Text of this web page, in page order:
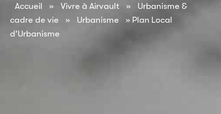
Accueil » Vivre à Airvault »
Urbanisme &
cadre de vie
» Urbanisme » Plan Local
d’Urbanisme